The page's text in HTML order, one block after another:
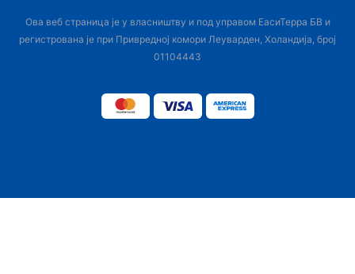
Ова веб страница је у власништву и под управом ЕасиТерра БВ и
регистрована је при Привредној комори Леуварден, Холандија, број
01104443